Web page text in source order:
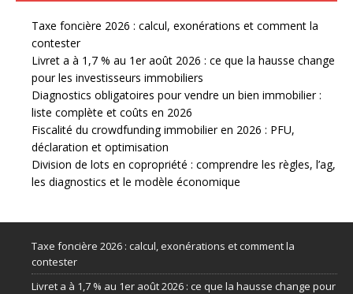
Taxe foncière 2026 : calcul, exonérations et comment la
contester
Livret a à 1,7 % au 1er août 2026 : ce que la hausse change
pour les investisseurs immobiliers
Diagnostics obligatoires pour vendre un bien immobilier :
liste complète et coûts en 2026
Fiscalité du crowdfunding immobilier en 2026 : PFU,
déclaration et optimisation
Division de lots en copropriété : comprendre les règles, l’ag,
les diagnostics et le modèle économique
Taxe foncière 2026 : calcul, exonérations et comment la
contester
Livret a à 1,7 % au 1er août 2026 : ce que la hausse change pour